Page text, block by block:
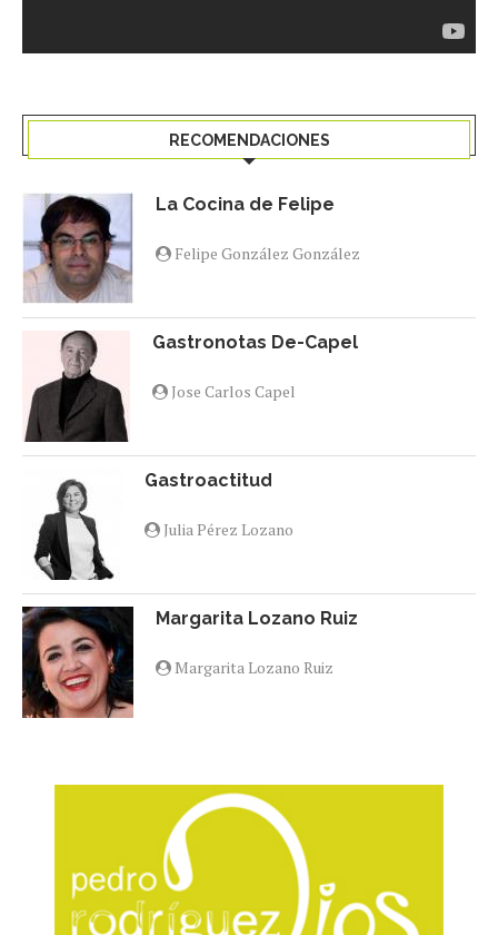
RECOMENDACIONES
La Cocina de Felipe
Felipe González González
Gastronotas De-Capel
Jose Carlos Capel
Gastroactitud
Julia Pérez Lozano
Margarita Lozano Ruiz
Margarita Lozano Ruiz